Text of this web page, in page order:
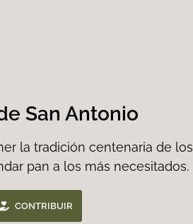
San Antonio
la tradición centenaria de los
pan a los más necesitados.
CONTRIBUIR